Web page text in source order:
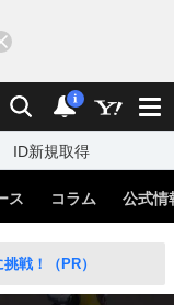
検索 通知
i
ID新規取得
ス コラム 公式情
戦！（PR）